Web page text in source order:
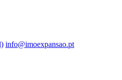
info@imoexpansao.pt